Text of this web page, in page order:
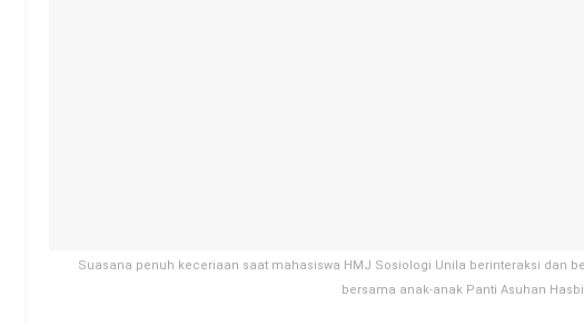
Suasana penuh keceriaan saat mahasiswa HMJ Sosiologi Unila berinteraksi dan
bersama anak-anak Panti Asuhan